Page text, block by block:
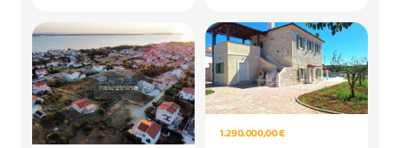
1.290.000,00 €